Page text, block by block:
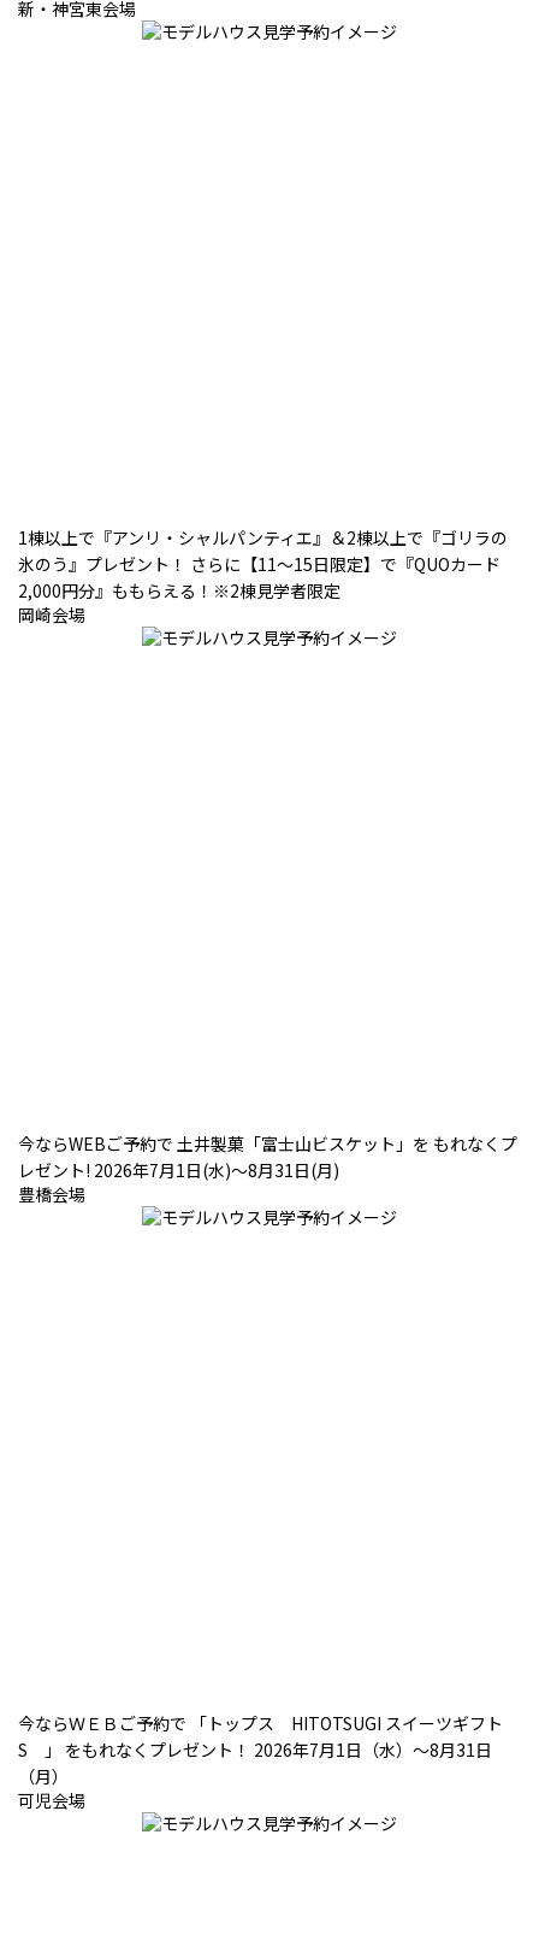
新・神宮東会場
1棟以上で『アンリ・シャルパンティエ』＆2棟以上で『ゴリラの
氷のう』プレゼント！ さらに【11～15日限定】で『QUOカード
2,000円分』ももらえる！※2棟見学者限定
岡崎会場
今ならWEBご予約で 土井製菓「富士山ビスケット」を もれなくプ
レゼント! 2026年7月1日(水)～8月31日(月)
豊橋会場
今ならＷＥＢご予約で 「トップス HITOTSUGI スイーツギフト
S 」 をもれなくプレゼント！ 2026年7月1日（水）～8月31日
（月）
可児会場